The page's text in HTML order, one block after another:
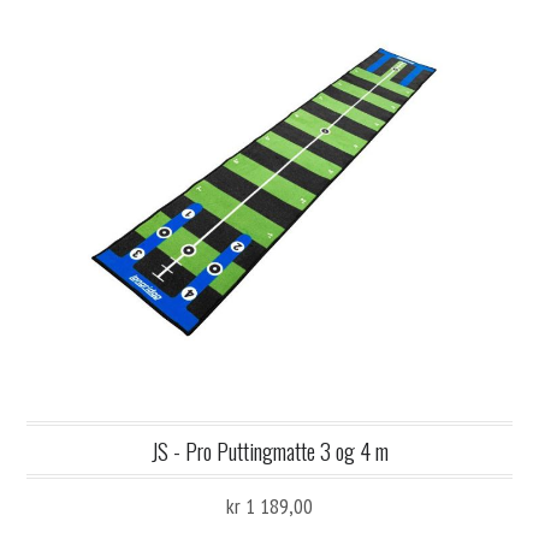
JS - Pro Puttingmatte 3 og 4 m
kr 1 189,00